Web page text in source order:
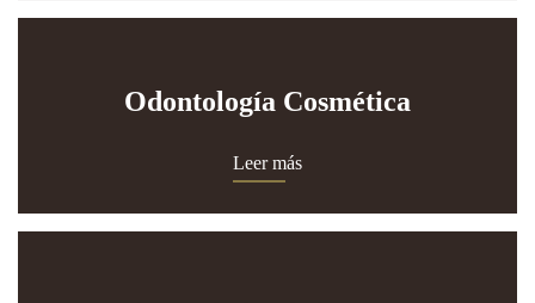
Odontología Cosmética
Leer más